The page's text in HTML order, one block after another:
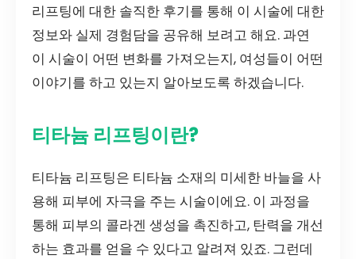
리프팅에 대한 솔직한 후기를 통해 이 시술에 대한
정보와 실제 경험담을 공유해 보려고 해요. 과연
이 시술이 어떤 변화를 가져오는지, 여성들이 어떤
이야기를 하고 있는지 알아보도록 하겠습니다.
티타늄 리프팅이란?
티타늄 리프팅은 티타늄 소재의 미세한 바늘을 사
용해 피부에 자극을 주는 시술이에요. 이 과정을
통해 피부의 콜라겐 생성을 촉진하고, 탄력을 개선
하는 효과를 얻을 수 있다고 알려져 있죠. 그런데